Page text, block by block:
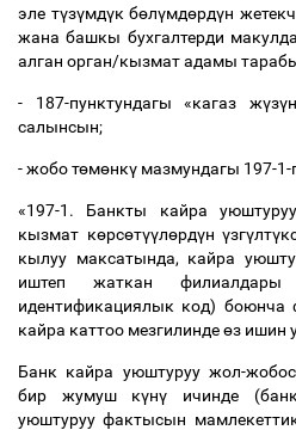
эле түзүмдүк бөлүмдөрдүн
жана башкы бухгалтерди
алган орган/кызмат адамы
- 187-пунктундагы «кагаз жүзү
салынсын;
- жобо төмөнкү мазмундагы 197-1-
«197-1. Банкты кайра
кызмат көрсөтүүлөрдүнүзгүлтү
кылуу максатында, кайра
иштеп жаткан
идентификациялык код) боюнча
кайра каттоо мезгилиндеөз ишин
Банк кайра уюштуруу жол-
бир жумуш күнү ичинде
уюштуруу фактысын